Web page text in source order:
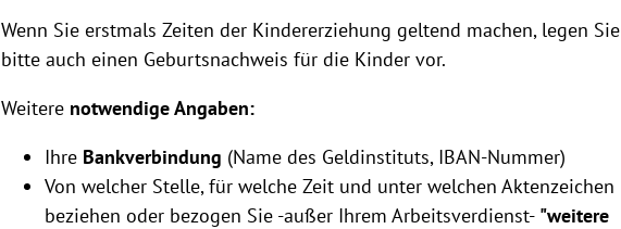
Wenn Sie erstmals Zeiten der Kindererziehung geltend machen, legen Sie
bitte auch einen Geburtsnachweis für die Kinder vor.
Weitere notwendige Angaben:
Ihre Bankverbindung (Name des Geldinstituts, IBAN-Nummer)
Von welcher Stelle, für welche Zeit und unter welchen Aktenzeichen
beziehen oder bezogen Sie -außer Ihrem Arbeitsverdienst- "weitere